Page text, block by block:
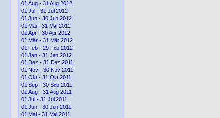
01.Aug - 31 Aug 2012
01.Jul - 31 Jul 2012
01.Jun - 30 Jun 2012
01.Mai - 31 Mai 2012
01.Apr - 30 Apr 2012
01.Mär - 31 Mär 2012
01.Feb - 29 Feb 2012
01.Jan - 31 Jan 2012
01.Dez - 31 Dez 2011
01.Nov - 30 Nov 2011
01.Okt - 31 Okt 2011
01.Sep - 30 Sep 2011
01.Aug - 31 Aug 2011
01.Jul - 31 Jul 2011
01.Jun - 30 Jun 2011
01.Mai - 31 Mai 2011